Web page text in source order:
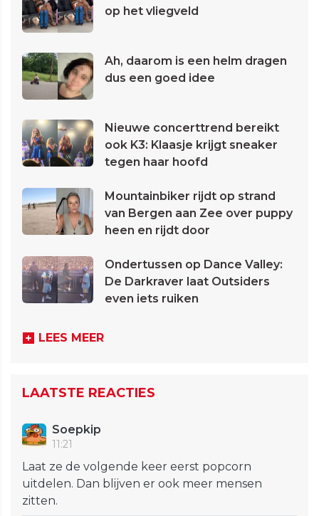
op het vliegveld
Ah, daarom is een helm dragen
dus een goed idee
Nieuwe concerttrend bereikt
ook K3: Klaasje krijgt sneaker
tegen haar hoofd
Mountainbiker rijdt op strand
van Bergen aan Zee over puppy
heen en rijdt door
Ondertussen op Dance Valley:
De Darkraver laat Outsiders
even iets ruiken
LEES MEER
LAATSTE REACTIES
Soepkip
11:21
Laat ze de volgende keer eerst popcorn
uitdelen. Dan blijven er ook meer mensen
zitten.